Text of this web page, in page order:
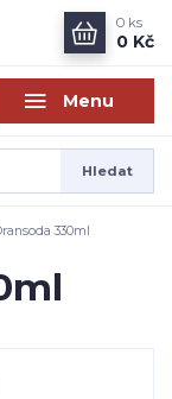
Menu
Hledat
0 ks
0 Kč
330ml